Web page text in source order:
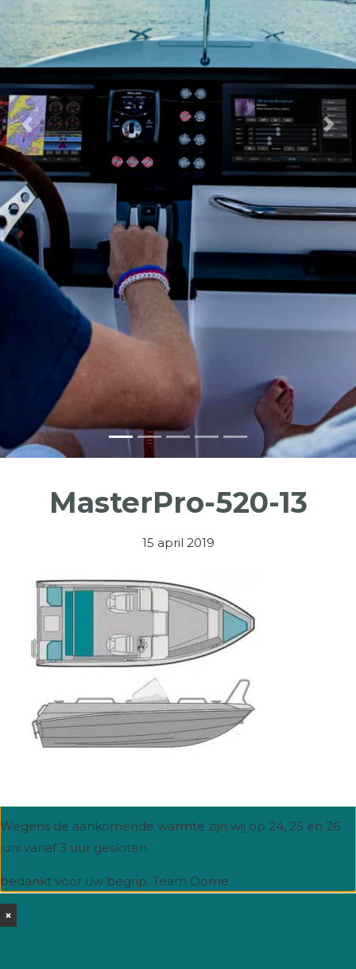
Previous
MasterPro-520-13
15 april 2019
Wegens de aankomende warmte zijn wij op 24, 25 en 26
juni vanaf 3 uur gesloten.
bedankt voor uw begrip. Team Oome
×